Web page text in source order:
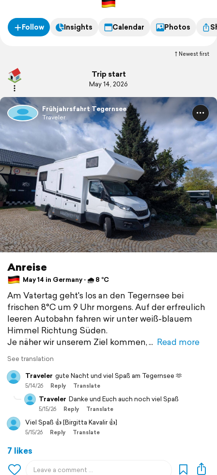
Follow Insights Calendar Photos
Newest first
Trip start
May 14, 2026
Frühjahrsfahrt Tegernsee
Traveler
Anreise
May 14 in Germany ⋅ 🌧 8 °C
Am Vatertag geht's los an den Tegernsee bei
frischen 8°C um 9 Uhr morgens. Auf der erfreulich
leeren Autobahn fahren wir unter weiß-blauem
Himmel Richtung Süden.
Je näher wir unserem Ziel kommen,
Read more
See translation
Traveler gute Nacht und viel Spaß am Tegernsee 🫶
5/14/26 Reply Translate
Traveler Danke und Euch auch noch viel Spaß
5/15/26 Reply Translate
Viel Spaß 👍 [Birgitta Kavalir 👍]
5/15/26 Reply Translate
7 likes